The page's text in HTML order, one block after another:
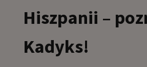
Hiszpanii –
Kadyks!